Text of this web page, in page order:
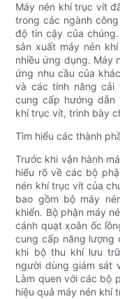
Máy nén khí trục vít
trong các ngành
độ tin cậy của
sản xuất máy nén
nhiều ứng dụng. Máy
ứng nhu cầu của
và các tính năng cải
cung cấp hướng dẫn
khí trục vít, trình bày
Tìm hiểu các thành
Trước khi vận hành
hiểu rõ về các bộ
nén khí trục vít của
bao gồm bộ máy
khiển. Bộ phận máy
cánh quạt xoắn ốc
cung cấp năng lượng
khi bộ thu khí lưu
người dùng giám sát
Làm quen với các bộ
hiệu quả máy nén khí